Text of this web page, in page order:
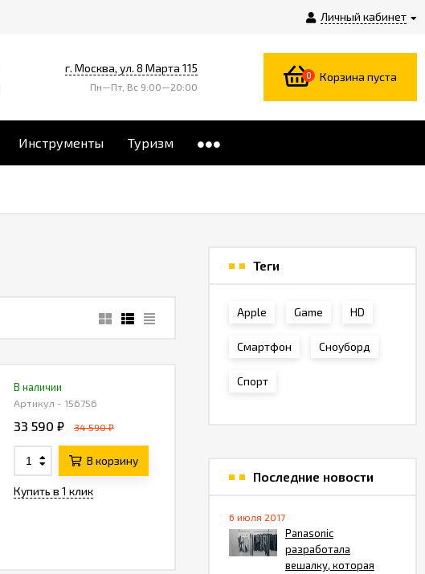
Личный кабинет
г. Москва, ул. 8 Марта 115
Пн—Пт, Вс 9:00—20:00
0 Корзина пуста
Инструменты Туризм
В наличии
Артикул - 156756
33 590 ₽ 34 590 ₽
В корзину
Купить в 1 клик
Теги
Apple Game HD
Смартфон Сноуборд
Спорт
Последние новости
6 июля 2017
Panasonic
разработала
вешалку, которая